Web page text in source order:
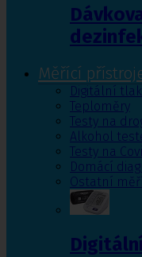
Měřící
Digitální
Teploměry
Testy na
Alkohol
Testy na
Domácí
Ostatní